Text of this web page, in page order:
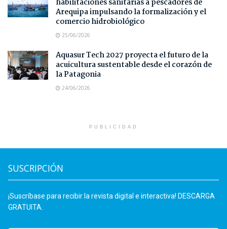
habilitaciones sanitarias a pescadores de
Arequipa impulsando la formalización y el
comercio hidrobiológico
25/06/2026
Aquasur Tech 2027 proyecta el futuro de la
acuicultura sustentable desde el corazón de
la Patagonia
24/06/2026
PUBLICIDAD
SUSCRIPCIÓN
¡Suscríbase para recibir la revista digital e interactiva! DESCARGA
GRATUITA.